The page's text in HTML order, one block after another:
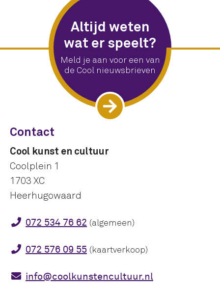
Altijd weten
wat er speelt?
Meld je aan voor een van
de Cool nieuwsbrieven
Contact
Cool kunst en cultuur
Coolplein 1
1703 XC
Heerhugowaard
072 534 76 62 (algemeen)
072 576 09 55 (kaartverkoop)
info@coolkunstencultuur.nl